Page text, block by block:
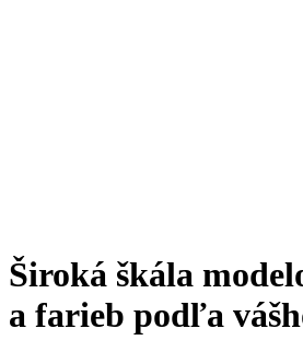
Široká škála
a farieb podľa